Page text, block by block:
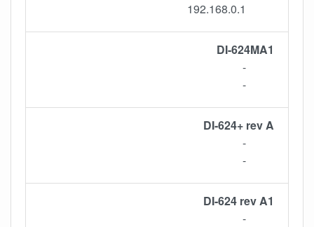
192.168.0.1
DI-624MA1
-
-
DI-624+ rev A
-
-
DI-624 rev A1
-